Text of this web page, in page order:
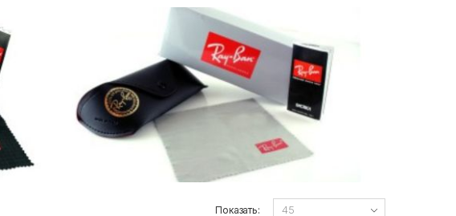
Показать: